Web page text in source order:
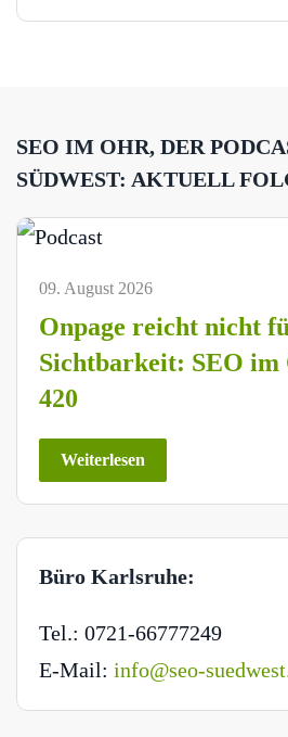
SEO IM OHR, DER
SÜDWEST: AKTUELL
09. August 2026
Onpage reicht nicht
Sichtbarkeit: SEO im
420
Weiterlesen
Büro Karlsruhe:
Tel.: 0721-66777249
E-Mail: info@seo-